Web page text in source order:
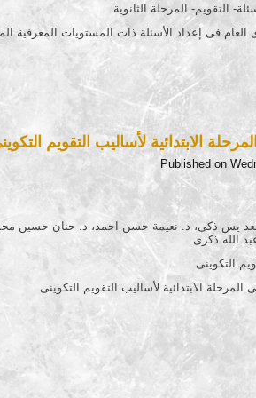
التقويم- المرحلة الثانوية.
فى إعداد الأسئلة ذات المستويات المعرفية
الابتدائية لأساليب التقويم
Published on
يس ذكى، د. نعيمة حسن احمد، د. حنان حسين
الله ذكرى
التكوينى
الابتدائية لأساليب التقويم التكوينى